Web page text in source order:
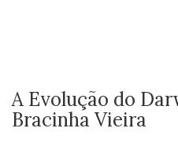
A Evolução do
Bracinha Vieira